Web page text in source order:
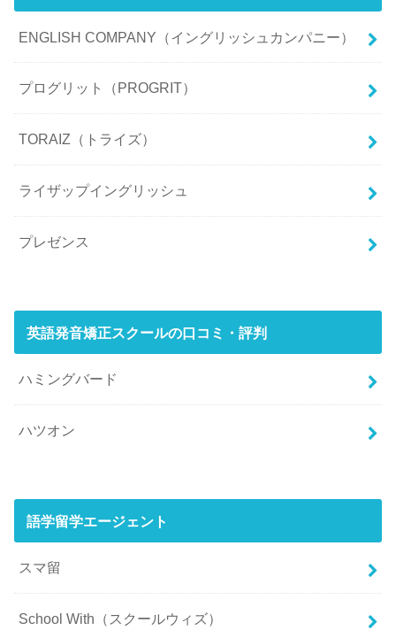
ENGLISH COMPANY（イングリッシュカンパニー）
プログリット（PROGRIT）
TORAIZ（トライズ）
ライザップイングリッシュ
プレゼンス
英語発音矯正スクールの口コミ・評判
ハミングバード
ハツオン
語学留学エージェント
スマ留
School With（スクールウィズ）